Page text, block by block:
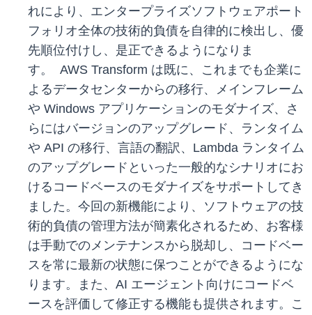
れにより、エンタープライズソフトウェアポート
フォリオ全体の技術的負債を自律的に検出し、優
先順位付けし、是正できるようになりま
す。 AWS Transform は既に、これまでも企業に
よるデータセンターからの移行、メインフレーム
や Windows アプリケーションのモダナイズ、さ
らにはバージョンのアップグレード、ランタイム
や API の移行、言語の翻訳、Lambda ランタイム
のアップグレードといった一般的なシナリオにお
けるコードベースのモダナイズをサポートしてき
ました。今回の新機能により、ソフトウェアの技
術的負債の管理方法が簡素化されるため、お客様
は手動でのメンテナンスから脱却し、コードベー
スを常に最新の状態に保つことができるようにな
ります。また、AI エージェント向けにコードベ
ースを評価して修正する機能も提供されます。こ